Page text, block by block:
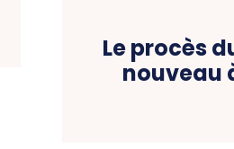
Le procès
nouveau